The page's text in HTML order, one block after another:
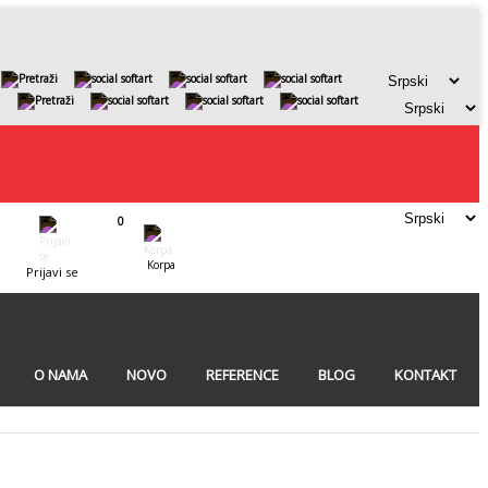
Prijavi se
0
Korpa
O NAMA NOVO REFERENCE BLOG KONTAKT